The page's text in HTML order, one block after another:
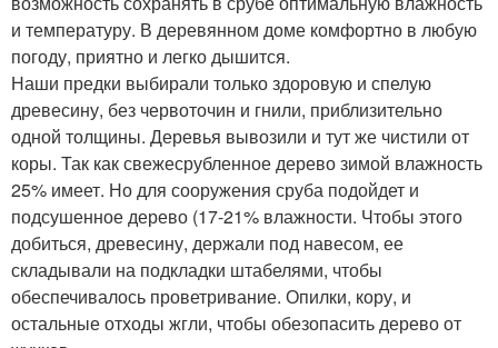
и температуру. В деревянном доме комфортно в любую
погоду, приятно и легко дышится.
Наши предки выбирали только здоровую и спелую
древесину, без червоточин и гнили, приблизительно
одной толщины. Деревья вывозили и тут же чистили от
коры. Так как свежесрубленное дерево зимой влажность
25% имеет. Но для сооружения сруба подойдет и
подсушенное дерево (17-21% влажности. Чтобы этого
добиться, древесину, держали под навесом, ее
складывали на подкладки штабелями, чтобы
обеспечивалось проветривание. Опилки, кору, и
остальные отходы жгли, чтобы обезопасить дерево от